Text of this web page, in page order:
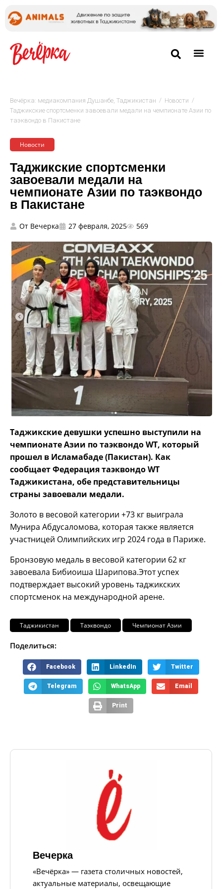
Вечёрка: медиакомпания Душанбе, Таджикистан / Новости /
Таджикские спортсменки завоевали медали на чемпионате Азии по
таэквондо в Пакистане
Новости
Таджикские спортсменки
завоевали медали на
чемпионате Азии по таэквондо
в Пакистане
От Вечерка 27 февраля, 2025 569
Таджикские девушки успешно выступили на
чемпионате Азии по таэквондо WT, который
прошел в Исламабаде (Пакистан). Как
сообщает Федерация таэквондо WT
Таджикистана, обе представительницы
страны завоевали медали.
Золото в весовой категории +73 кг выиграла
Мунира Абдусаломова, которая также является
участницей Олимпийских игр 2024 года в Париже.
Бронзовую медаль в весовой категории 62 кг
завоевала Бибиоиша Шарипова.Этот успех
подтверждает высокий уровень таджикских
спортсменок на международной арене.
Таджикистан Таэквондо Чемпионат Азии
Поделиться:
Facebook LinkedIn Twitter
Telegram WhatsApp Email
Print
Вечерка
«Вечёрка» — газета столичных новостей,
актуальные материалы, освещающие